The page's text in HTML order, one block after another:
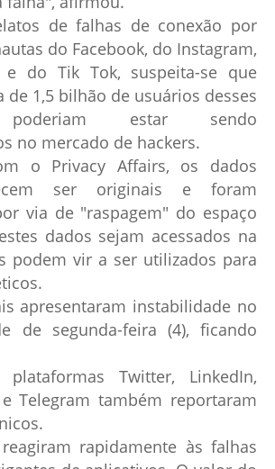
de falhas de conexão por
do Facebook, do Instagram,
e do Tik Tok, suspeita-se que
de 1,5 bilhão de usuários desses
poderiam estar sendo
no mercado de hackers.
o Privacy Affairs, os dados
ser originais e foram
via de "raspagem" do espaço
dados sejam acessados na
podem vir a ser utilizados para
apresentaram instabilidade no
de segunda-feira (4), ficando
plataformas Twitter, LinkedIn,
Telegram também reportaram
rapidamente às falhas